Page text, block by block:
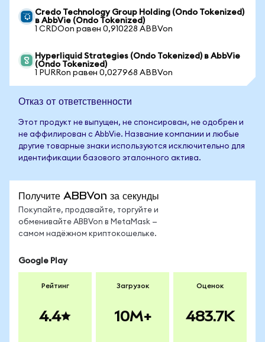
Credo Technology Group Holding (Ondo Tokenized)
в AbbVie (Ondo Tokenized)
1 CRDOon равен 0,910228 ABBVon
Hyperliquid Strategies (Ondo Tokenized) в AbbVie
(Ondo Tokenized)
1 PURRon равен 0,027968 ABBVon
Отказ от ответственности
Этот продукт не выпущен, не спонсирован, не одобрен и
не аффилирован с AbbVie. Название компании и любые
другие товарные знаки используются исключительно для
идентификации базового эталонного актива.
Получите ABBVon за секунды
Покупайте, продавайте, торгуйте и
обменивайте ABBVon в MetaMask —
самом надёжном криптокошельке.
Google Play
Рейтинг
4.4
Загрузок
10M+
Оценок
483.7K